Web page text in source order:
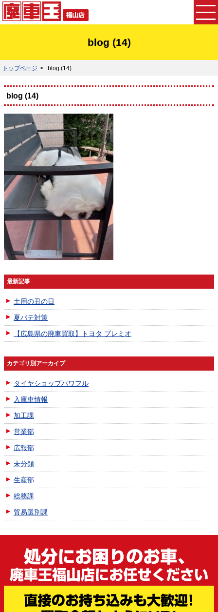
blog (14)
トップページ blog (14)
blog (14)
最新記事
土用の丑の日
夏バテ対策
【広島県の廃車買取】トヨタ プレミオ
カテゴリ別アーカイブ
タイヤショップパワフル
入庫車情報
加工課
営業部
広報部
未分類
生産部
総務課
貿易選別課